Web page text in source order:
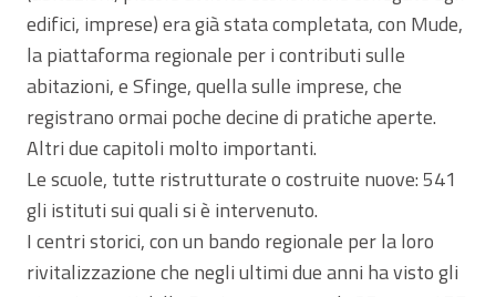
edifici, imprese) era già stata completata, con Mude,
la piattaforma regionale per i contributi sulle
abitazioni, e Sfinge, quella sulle imprese, che
registrano ormai poche decine di pratiche aperte.
Altri due capitoli molto importanti.
Le scuole, tutte ristrutturate o costruite nuove: 541
gli istituti sui quali si è intervenuto.
I centri storici, con un bando regionale per la loro
rivitalizzazione che negli ultimi due anni ha visto gli